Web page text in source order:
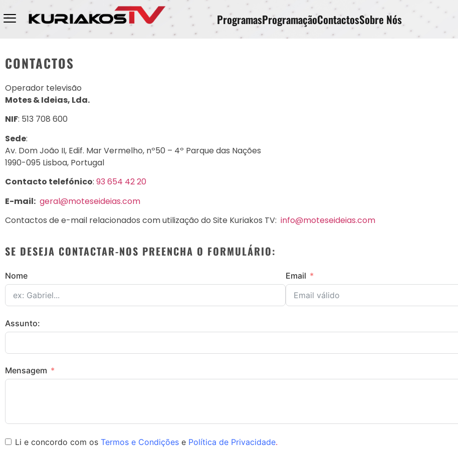
ProgramasProgramaçãoContactosSobre Nós
CONTACTOS
Operador televisão
Motes & Ideias, Lda.
NIF: 513 708 600
Sede:
Av. Dom João II, Edif. Mar Vermelho, nº50 – 4º Parque das Nações
1990-095 Lisboa, Portugal
Contacto telefónico: 93 654 42 20
E-mail: geral@moteseideias.com
Contactos de e-mail relacionados com utilização do Site Kuriakos TV: info@moteseideias.com
SE DESEJA CONTACTAR-NOS PREENCHA O FORMULÁRIO:
Nome Email
Assunto:
Mensagem
Li e concordo com os Termos e Condições e Política de Privacidade.